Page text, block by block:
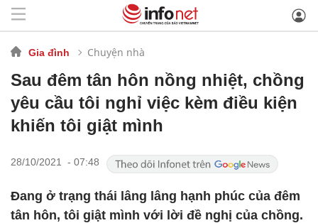
Gia đình Chuyện nhà
Sau đêm tân hôn nồng nhiệt, chồng
yêu cầu tôi nghỉ việc kèm điều kiện
khiến tôi giật mình
28/10/2021 - 07:48
Đang ở trạng thái lâng lâng hạnh phúc của đêm
tân hôn, tôi giật mình với lời đề nghị của chồng.